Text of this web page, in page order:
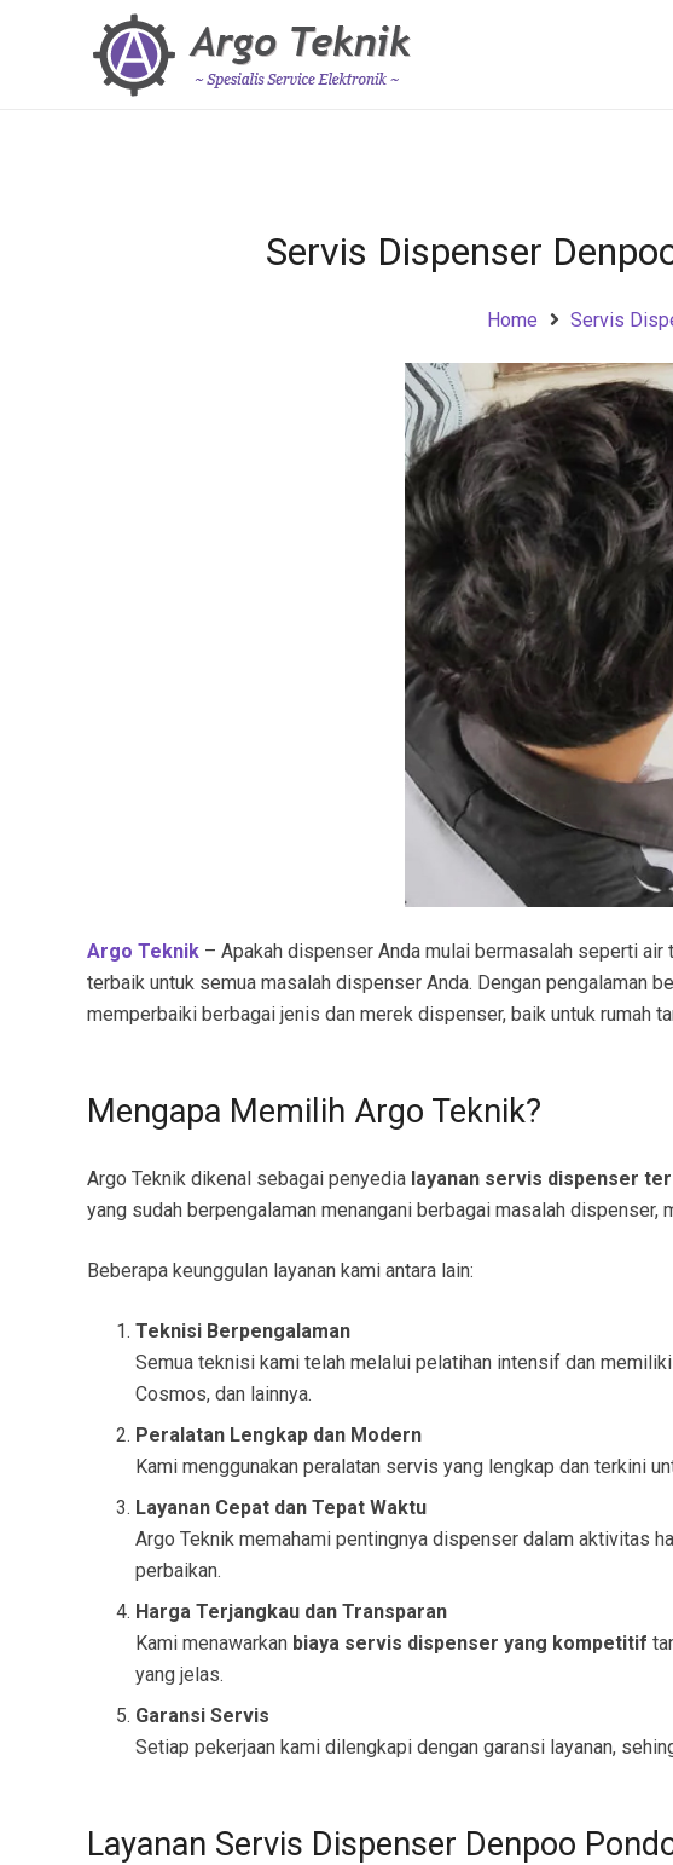
Servis Dispenser
Home Servis
Argo Teknik – Apakah dispenser Anda mulai bermasalah seperti air
terbaik untuk semua masalah dispenser Anda. Dengan pengalaman
memperbaiki berbagai jenis dan merek dispenser, baik untuk rumah
Mengapa Memilih Argo Teknik?
Argo Teknik dikenal sebagai penyedia layanan servis dispenser
yang sudah berpengalaman menangani berbagai masalah dispenser,
Beberapa keunggulan layanan kami antara lain:
Teknisi Berpengalaman
Semua teknisi kami telah melalui pelatihan intensif dan
Cosmos, dan lainnya.
Peralatan Lengkap dan Modern
Kami menggunakan peralatan servis yang lengkap dan terkini
Layanan Cepat dan Tepat Waktu
Argo Teknik memahami pentingnya dispenser dalam aktivitas
perbaikan.
Harga Terjangkau dan Transparan
Kami menawarkan biaya servis dispenser yang kompetitif
yang jelas.
Garansi Servis
Setiap pekerjaan kami dilengkapi dengan garansi layanan,
Layanan Servis Dispenser Denpoo